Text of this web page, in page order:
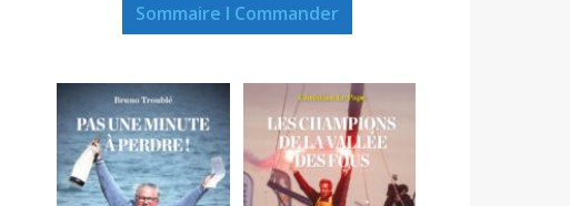
Sommaire I Commander